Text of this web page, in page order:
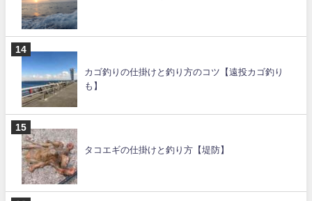
カゴ釣りの仕掛けと釣り方のコツ【遠投カゴ釣り
も】
タコエギの仕掛けと釣り方【堤防】